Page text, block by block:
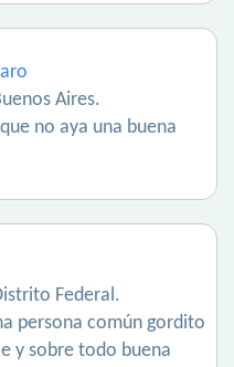
Aires.
no aya una buena
Federal.
persona común gordito
y sobre todo buena